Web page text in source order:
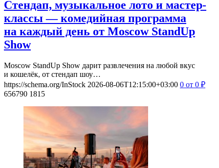
Стендап, музыкальное лото и мастер-
классы — комедийная программа
на каждый день от Moscow StandUp
Show
Moscow StandUp Show дарит развлечения на любой вкус
и кошелёк, от стендап шоу…
https://schema.org/InStock 2026-08-06T12:15:00+03:00 0 от 0 ₽
656790 1815